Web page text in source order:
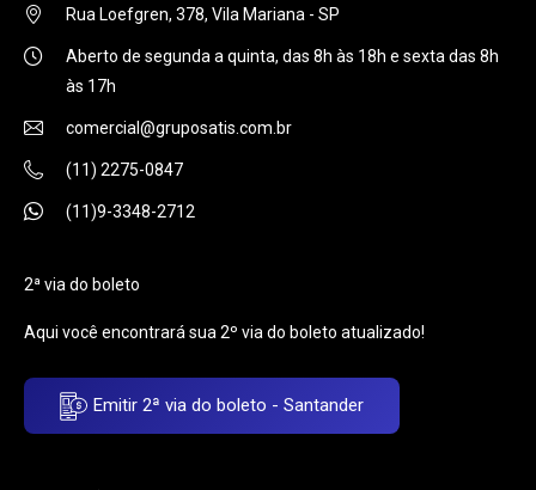
Rua Loefgren, 378, Vila Mariana - SP
Aberto de segunda a quinta, das 8h às 18h e sexta das 8h
às 17h
comercial@gruposatis.com.br
(11) 2275-0847
(11)9-3348-2712
2ª via do boleto
Aqui você encontrará sua 2º via do boleto atualizado!
Emitir 2ª via do boleto - Santander